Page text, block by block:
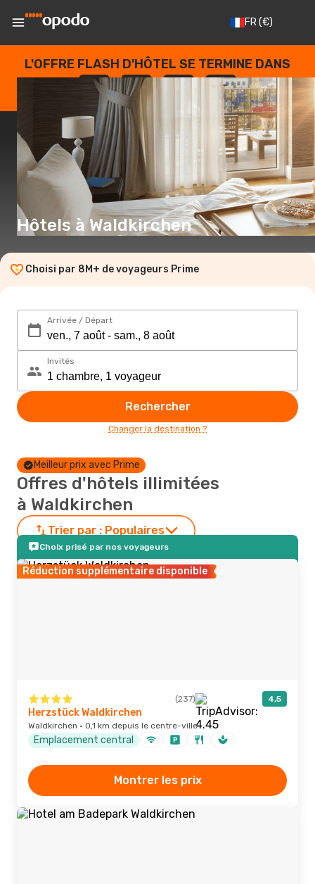
FR(€)
L'OFFRE FLASH D'HÔTEL SE TERMINE DANS
--
JOURS
: --
HEURES
: --
SECONDES
Hôtels à Waldkirchen
Choisi par 8M+ de voyageurs Prime
Arrivée / Départ
Invités
Rechercher
Changer la destination ?
Meilleur prix avec Prime
Offres d'hôtels illimitées
à Waldkirchen
Trier par : Populaires
Choix prisé par nos voyageurs
Réduction supplémentaire disponible
(237) 4,5
Herzstück Waldkirchen
Waldkirchen · 0,1 km depuis le centre-ville
Emplacement central
Montrer les prix